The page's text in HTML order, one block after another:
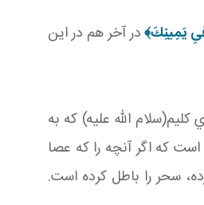
يَمِينِكَ﴾در آخر هم در اين
الله عليه) که به
است که اگر آنچه را که عصا
سحر را باطل کرده است.